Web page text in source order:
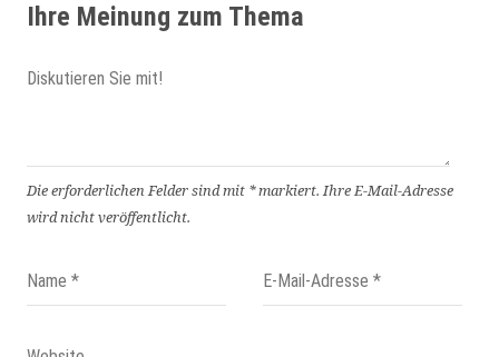
Ihre Meinung zum Thema
Die erforderlichen Felder sind mit *markiert.Ihre E-Mail-Adresse
wird nicht veröffentlicht.